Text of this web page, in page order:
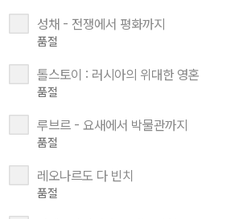
성채 - 전쟁에서 평화까지
품절
톨스토이 : 러시아의 위대한 영혼
품절
루브르 - 요새에서 박물관까지
품절
레오나르도 다 빈치
품절